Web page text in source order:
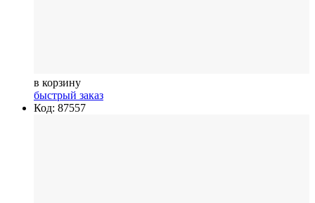
в корзину
быстрый заказ
Код: 87557